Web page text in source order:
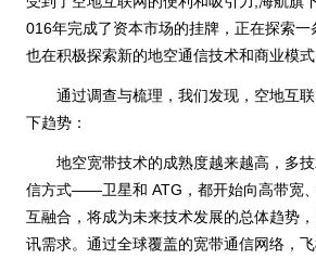
016年完成了资本市场的挂牌，正在探索
也在积极探索新的地空通信技术和商业模式
通过调查与梳理，我们发现，空地互联
下趋势：
地空宽带技术的成熟度越来越高，多技
信方式——卫星和 ATG，都开始向高带宽
互融合，将成为未来技术发展的总体趋势
讯需求。通过全球覆盖的宽带通信网络，